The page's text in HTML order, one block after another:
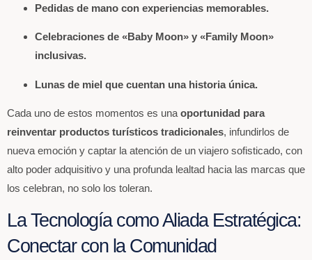
Pedidas de mano con experiencias memorables.
Celebraciones de «Baby Moon» y «Family Moon»
inclusivas.
Lunas de miel que cuentan una historia única.
Cada uno de estos momentos es una oportunidad para
reinventar productos turísticos tradicionales, infundirlos de
nueva emoción y captar la atención de un viajero sofisticado, con
alto poder adquisitivo y una profunda lealtad hacia las marcas que
los celebran, no solo los toleran.
La Tecnología como Aliada Estratégica:
Conectar con la Comunidad